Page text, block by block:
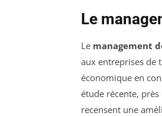
Le
Le management
aux entreprises de
économique en
étude récente,
recensent une